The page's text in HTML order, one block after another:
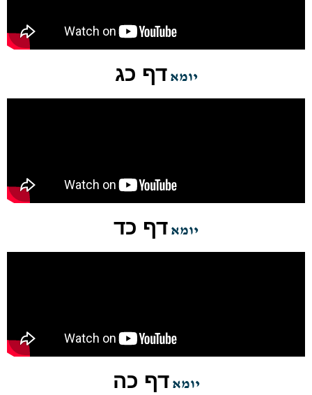
יומא דף כג
יומא דף כד
יומא דף כה